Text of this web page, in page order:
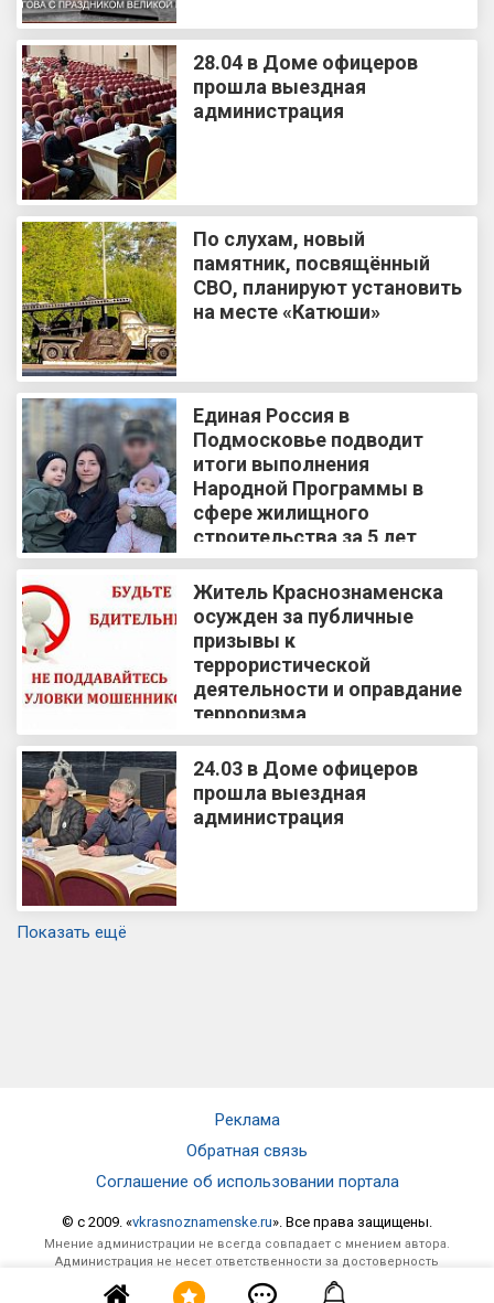
28.04 в Доме офицеров
прошла выездная
администрация
По слухам, новый
памятник, посвящённый
СВО, планируют установить
на месте «Катюши»
Единая Россия в
Подмосковье подводит
итоги выполнения
Народной Программы в
сфере жилищного
строительства за 5 лет
Житель Краснознаменска
осужден за публичные
призывы к
террористической
деятельности и оправдание
терроризма
24.03 в Доме офицеров
прошла выездная
администрация
Показать ещё
Реклама
Обратная связь
Соглашение об использовании портала
© c 2009. «vkrasnoznamenske.ru». Все права защищены.
Мнение администрации не всегда совпадает с мнением автора.
Администрация не несет ответственности за достоверность
опубликованной информации и за отзывы, оставленные
посетителями под материалами, публикуемыми на сайте.